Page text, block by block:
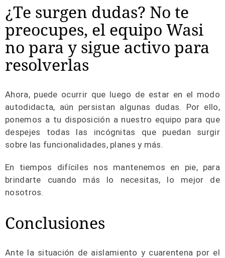
¿Te surgen dudas? No te
preocupes, el equipo Wasi
no para y sigue activo para
resolverlas
Ahora, puede ocurrir que luego de estar en el modo
autodidacta, aún persistan algunas dudas. Por ello,
ponemos a tu disposición a nuestro equipo para que
despejes todas las incógnitas que puedan surgir
sobre las funcionalidades, planes y más.
En tiempos difíciles nos mantenemos en pie, para
brindarte cuando más lo necesitas, lo mejor de
nosotros.
Conclusiones
Ante la situación de aislamiento y cuarentena por el